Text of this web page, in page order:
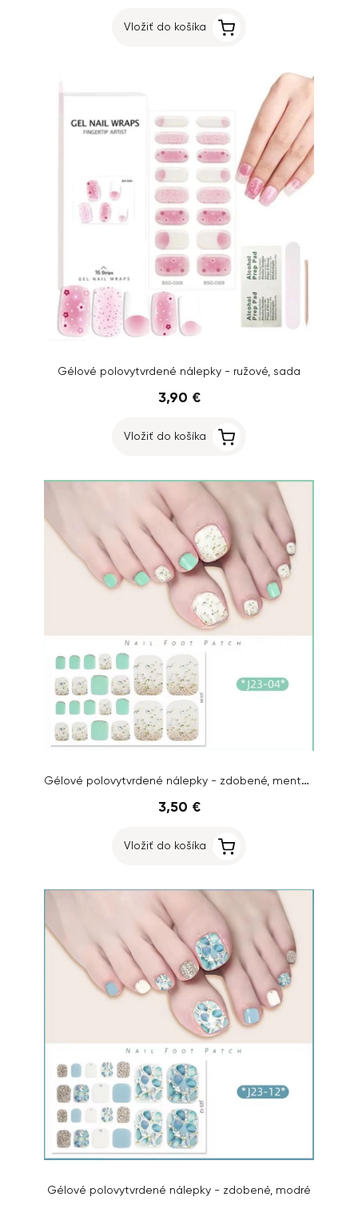
Vložiť do košíka
Gélové polovytvrdené nálepky - ružové, sada
3,90 €
Vložiť do košíka
Gélové polovytvrdené nálepky - zdobené, mentolové
3,50 €
Vložiť do košíka
Gélové polovytvrdené nálepky - zdobené, modré